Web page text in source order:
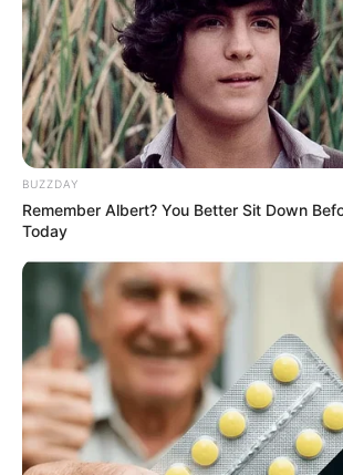
BUZZDAY
Remember Albert? You Better Sit Down
Today